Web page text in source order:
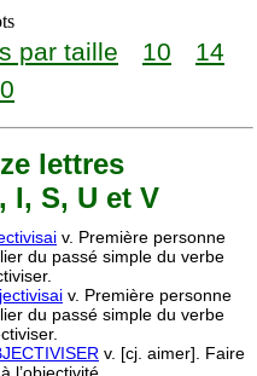
par taille 10
14
lettres
I, S, U et V
v. Première personne
du passé simple du verbe
v. Première personne
du passé simple du verbe
v. [cj. aimer]. Faire